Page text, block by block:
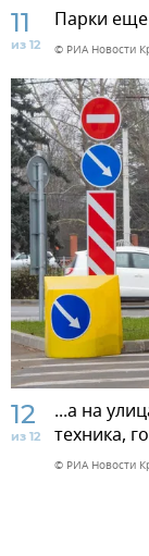
11
из 12
Парки еще
© РИА Новости
12
из 12
...а на
техника,
© РИА Новости